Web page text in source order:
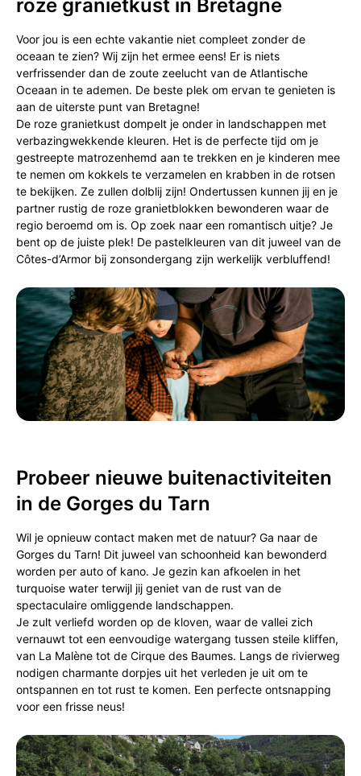
roze granietkust in Bretagne
Voor jou is een echte vakantie niet compleet zonder de
oceaan te zien? Wij zijn het ermee eens! Er is niets
verfrissender dan de zoute zeelucht van de Atlantische
Oceaan in te ademen. De beste plek om ervan te genieten is
aan de uiterste punt van Bretagne!
De roze granietkust dompelt je onder in landschappen met
verbazingwekkende kleuren. Het is de perfecte tijd om je
gestreepte matrozenhemd aan te trekken en je kinderen mee
te nemen om kokkels te verzamelen en krabben in de rotsen
te bekijken. Ze zullen dolblij zijn! Ondertussen kunnen jij en je
partner rustig de roze granietblokken bewonderen waar de
regio beroemd om is. Op zoek naar een romantisch uitje? Je
bent op de juiste plek! De pastelkleuren van dit juweel van de
Côtes-d’Armor bij zonsondergang zijn werkelijk verbluffend!
Probeer nieuwe buitenactiviteiten
in de Gorges du Tarn
Wil je opnieuw contact maken met de natuur? Ga naar de
Gorges du Tarn! Dit juweel van schoonheid kan bewonderd
worden per auto of kano. Je gezin kan afkoelen in het
turquoise water terwijl jij geniet van de rust van de
spectaculaire omliggende landschappen.
Je zult verliefd worden op de kloven, waar de vallei zich
vernauwt tot een eenvoudige watergang tussen steile kliffen,
van La Malène tot de Cirque des Baumes. Langs de rivierweg
nodigen charmante dorpjes uit het verleden je uit om te
ontspannen en tot rust te komen. Een perfecte ontsnapping
voor een frisse neus!